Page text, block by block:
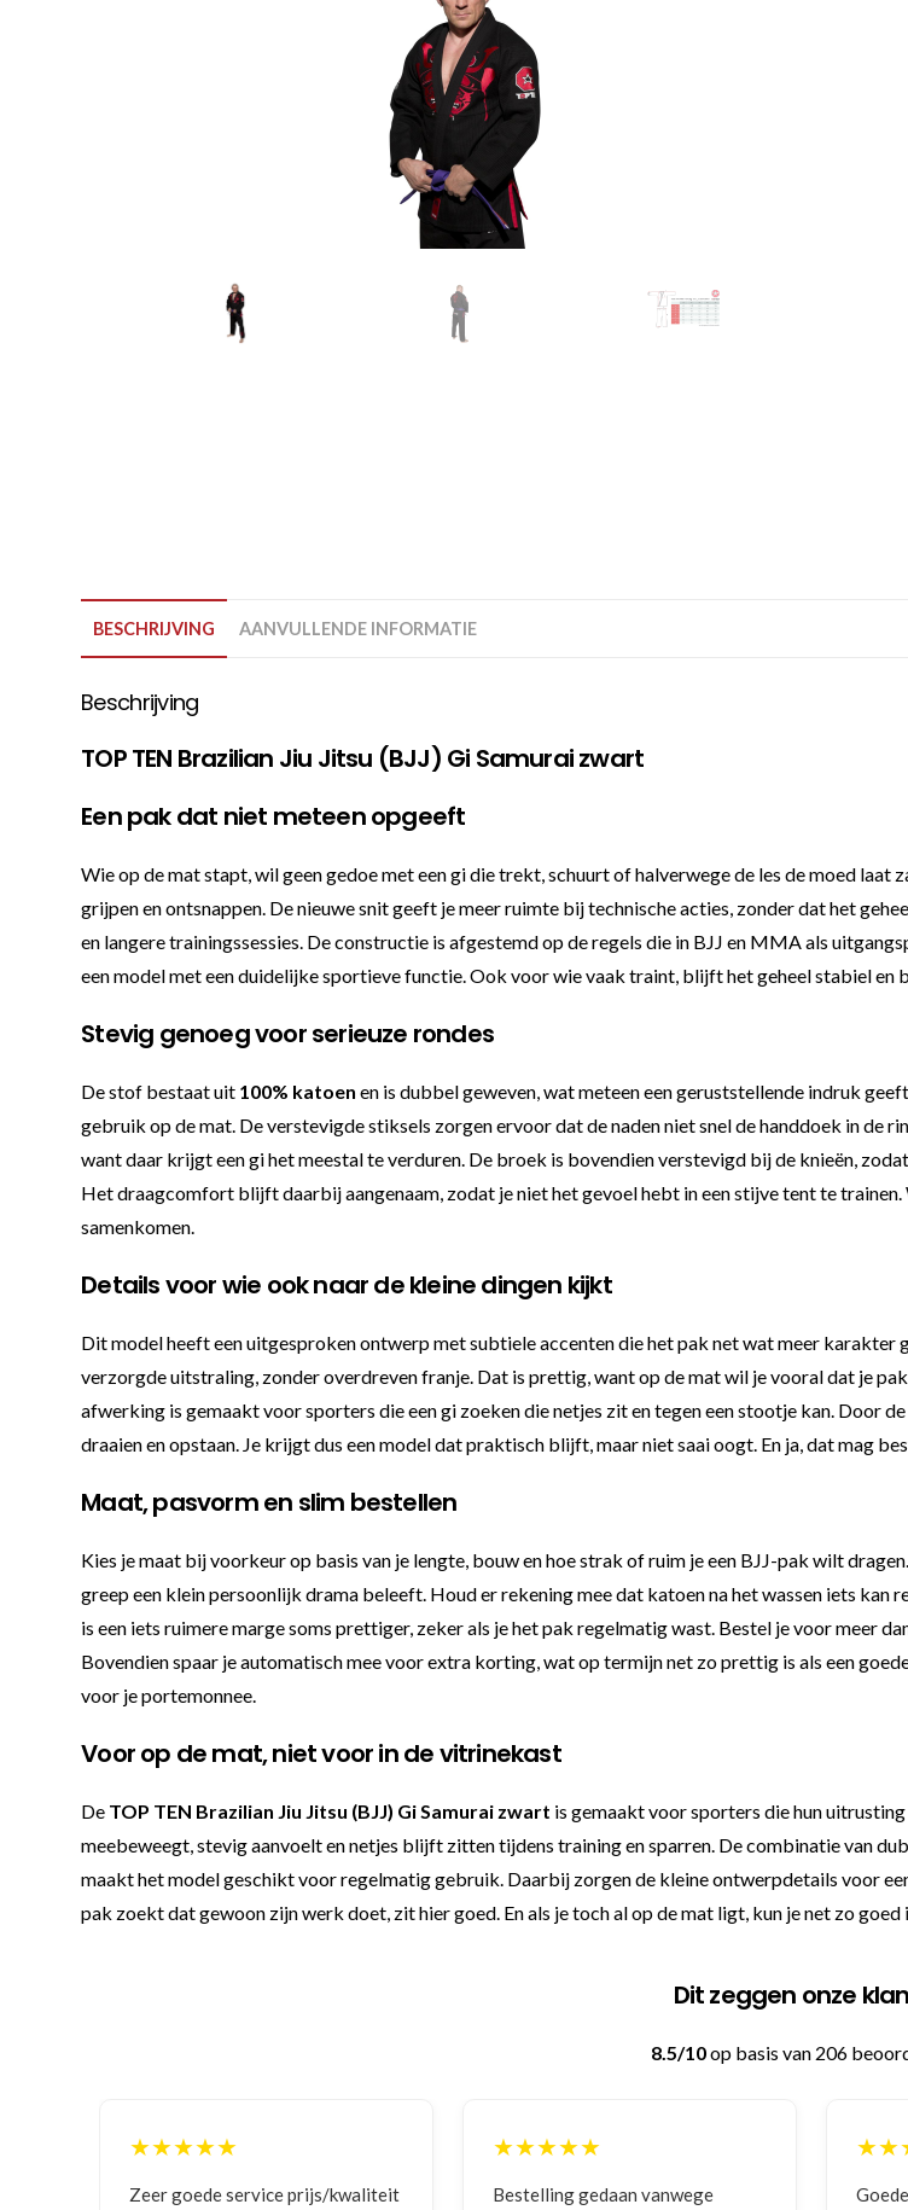
Voor dames
Zakhandschoenen
Trainingsartikelen
Bokszak
Bevestigingsmateriaal
bokszak
Bokspoppen
Stootkussens en pads
BESCHRIJVING AANVULLENDE INFORMATIE
Beschrijving
TOP TEN Brazilian Jiu Jitsu (BJJ) Gi Samurai zwart
Een pak dat niet meteen opgeeft
Wie op de mat stapt, wil geen gedoe met een gi die trekt, schuurt of halverwege de les de moed
grijpen en ontsnappen. De nieuwe snit geeft je meer ruimte bij technische acties, zonder dat het
en langere trainingssessies. De constructie is afgestemd op de regels die in BJJ en MMA als
een model met een duidelijke sportieve functie. Ook voor wie vaak traint, blijft het geheel stabiel en
Stevig genoeg voor serieuze rondes
De stof bestaat uit 100% katoen en is dubbel geweven, wat meteen een geruststellende indruk
gebruik op de mat. De verstevigde stiksels zorgen ervoor dat de naden niet snel de handdoek in de
want daar krijgt een gi het meestal te verduren. De broek is bovendien verstevigd bij de knieën,
Het draagcomfort blijft daarbij aangenaam, zodat je niet het gevoel hebt in een stijve tent te
samenkomen.
Details voor wie ook naar de kleine dingen kijkt
Dit model heeft een uitgesproken ontwerp met subtiele accenten die het pak net wat meer karakter
verzorgde uitstraling, zonder overdreven franje. Dat is prettig, want op de mat wil je vooral dat je
afwerking is gemaakt voor sporters die een gi zoeken die netjes zit en tegen een stootje kan. Door
draaien en opstaan. Je krijgt dus een model dat praktisch blijft, maar niet saai oogt. En ja, dat mag
Maat, pasvorm en slim bestellen
Kies je maat bij voorkeur op basis van je lengte, bouw en hoe strak of ruim je een BJJ-pak wilt
greep een klein persoonlijk drama beleeft. Houd er rekening mee dat katoen na het wassen iets kan
is een iets ruimere marge soms prettiger, zeker als je het pak regelmatig wast. Bestel je voor meer
Bovendien spaar je automatisch mee voor extra korting, wat op termijn net zo prettig is als een
voor je portemonnee.
Voor op de mat, niet voor in de vitrinekast
De TOP TEN Brazilian Jiu Jitsu (BJJ) Gi Samurai zwart is gemaakt voor sporters die hun
meebeweegt, stevig aanvoelt en netjes blijft zitten tijdens training en sparren. De combinatie van
maakt het model geschikt voor regelmatig gebruik. Daarbij zorgen de kleine ontwerpdetails voor
pak zoekt dat gewoon zijn werk doet, zit hier goed. En als je toch al op de mat ligt, kun je net zo
Dit zeggen onze
8.5/10op basis van 206
★★★★★
Zeer goede service prijs/kwaliteit
★★★★★
Bestelling gedaan vanwege